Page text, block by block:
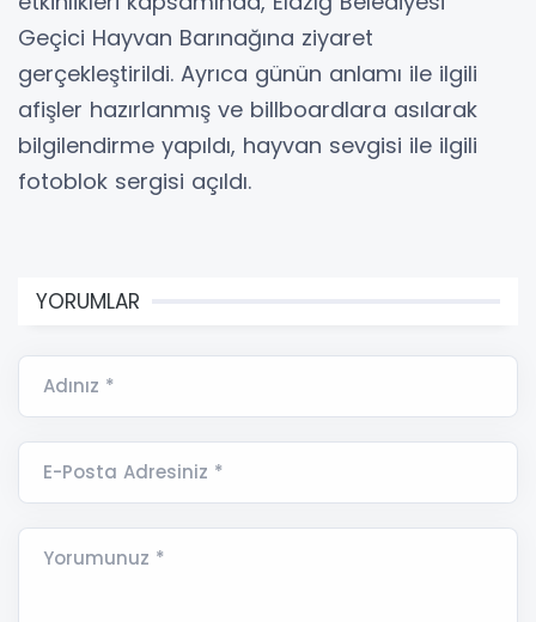
Geçici Hayvan Barınağına ziyaret
gerçekleştirildi. Ayrıca günün anlamı ile ilgili
afişler hazırlanmış ve billboardlara asılarak
bilgilendirme yapıldı, hayvan sevgisi ile ilgili
fotoblok sergisi açıldı.
YORUMLAR
Adınız *
E-Posta Adresiniz *
Yorumunuz *